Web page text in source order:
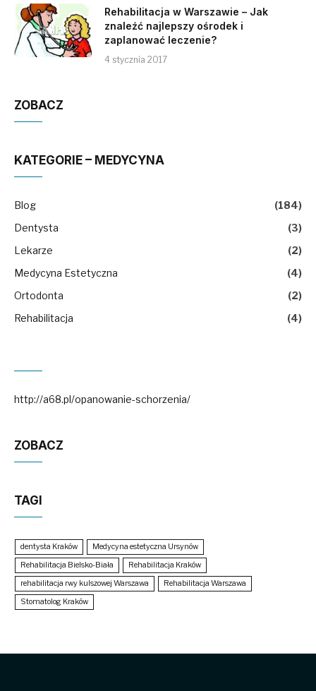
Rehabilitacja w Warszawie – Jak
znaleźć najlepszy ośrodek i
zaplanować leczenie?
4 stycznia 2017
ZOBACZ
KATEGORIE – MEDYCYNA
Blog
(184)
Dentysta
(3)
Lekarze
(2)
Medycyna Estetyczna
(4)
Ortodonta
(2)
Rehabilitacja
(4)
http://a68.pl/opanowanie-schorzenia/
ZOBACZ
TAGI
dentysta Kraków
Medycyna estetyczna Ursynów
Rehabilitacja Bielsko-Biała
Rehabilitacja Kraków
rehabilitacja rwy kulszowej Warszawa
Rehabilitacja Warszawa
Stomatolog Kraków